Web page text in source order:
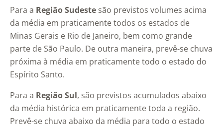
Para a Região Sudeste são previstos volumes acima
da média em praticamente todos os estados de
Minas Gerais e Rio de Janeiro, bem como grande
parte de São Paulo. De outra maneira, prevê-se chuva
próxima à média em praticamente todo o estado do
Espírito Santo.
Para a Região Sul, são previstos acumulados abaixo
da média histórica em praticamente toda a região.
Prevê-se chuva abaixo da média para todo o estado